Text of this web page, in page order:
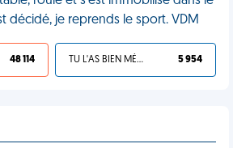
décidé, je reprends le sport. VDM
48 114 TU L'AS BIEN MÉRITÉ 5 954